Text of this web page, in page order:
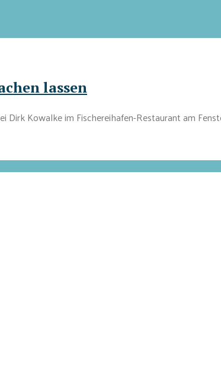
lassen
Kowalke im Fischereihafen-Restaurant am